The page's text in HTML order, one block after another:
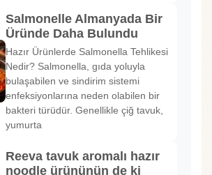
Salmonelle Almanyada Bir
Üründe Daha Bulundu
Hazır Ürünlerde Salmonella Tehlikesi
Nedir? Salmonella, gıda yoluyla
bulaşabilen ve sindirim sistemi
enfeksiyonlarına neden olabilen bir
bakteri türüdür. Genellikle çiğ tavuk,
yumurta
Reeva tavuk aromalı hazır
noodle ürününün de ki